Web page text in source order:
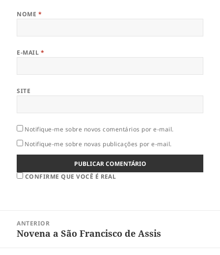
NOME *
E-MAIL *
SITE
Notifique-me sobre novos comentários por e-mail.
Notifique-me sobre novas publicações por e-mail.
CONFIRME QUE VOCÊ É REAL
ANTERIOR
Post
Novena a São Francisco de Assis